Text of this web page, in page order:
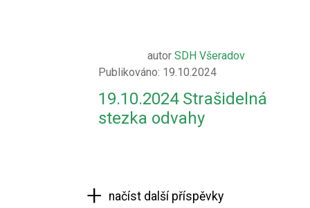
autor SDH Všeradov
Publikováno: 19.10.2024
19.10.2024 Strašidelná
stezka odvahy
načíst další příspěvky